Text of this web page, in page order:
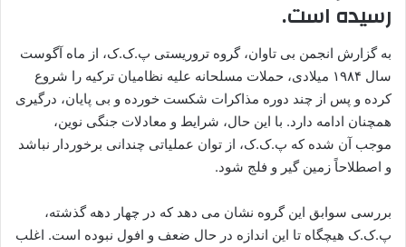
رسیده است.
به گزارش انجمن بی تاوان، گروه تروریستی پ.ک.ک، از ماه آگوست
سال ۱۹۸۴ میلادی، حملات مسلحانه علیه نظامیان ترکیه را شروع
کرده و پس از چند دوره مذاکرات شکست خورده و بی پایان، درگیری
همچنان ادامه دارد. با این حال، شرایط و معادلات جنگی نوین،
موجب آن شده که پ.ک.ک، از توان عملیاتی چندانی برخوردار نباشد
و اصطلاحاً زمین گیر و فلج شود.
بررسی سوابق این گروه نشان می دهد که در چهار دهه گذشته،
پ.ک.ک هیچگاه تا این اندازه در حال ضعف و افول نبوده است. اغلب